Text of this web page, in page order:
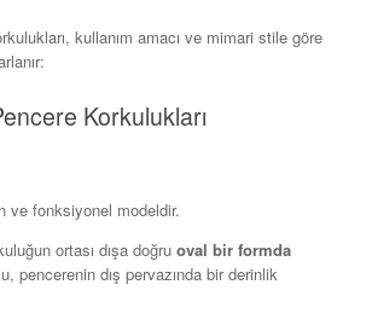
kullanım amacı ve mimari stile göre
Korkulukları
ve fonksiyonel modeldir.
ortası dışa doğru oval bir formda
pencerenin dış pervazında bir derinlik